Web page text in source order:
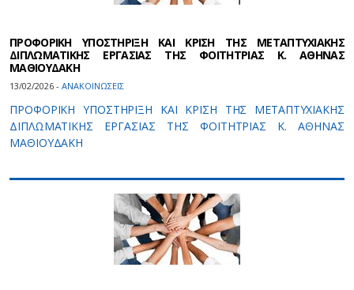
ΠΡΟΦΟΡΙΚΗ ΥΠΟΣΤΗΡΙΞΗ ΚΑΙ ΚΡΙΣΗ ΤΗΣ ΜΕΤΑΠΤΥΧΙΑΚΗΣ
ΔΙΠΛΩΜΑΤΙΚΗΣ ΕΡΓΑΣΙΑΣ ΤΗΣ ΦΟΙΤΗΤΡΙΑΣ Κ. ΑΘΗΝΑΣ
ΜΑΘΙΟΥΔΑΚΗ
13/02/2026 - ΑΝΑΚΟΙΝΩΣΕΙΣ
ΠΡΟΦΟΡΙΚΗ ΥΠΟΣΤΗΡΙΞΗ ΚΑΙ ΚΡΙΣΗ ΤΗΣ ΜΕΤΑΠΤΥΧΙΑΚΗΣ
ΔΙΠΛΩΜΑΤΙΚΗΣ ΕΡΓΑΣΙΑΣ ΤΗΣ ΦΟΙΤΗΤΡΙΑΣ Κ. ΑΘΗΝΑΣ
ΜΑΘΙΟΥΔΑΚΗ